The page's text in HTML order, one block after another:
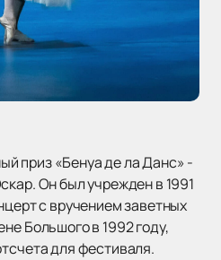
приз «Бенуа де ла Данс» -
Он был учрежден в 1991
с вручением заветных
Большого в 1992 году,
для фестиваля.